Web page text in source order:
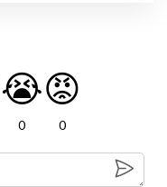
😭
0
😡
0